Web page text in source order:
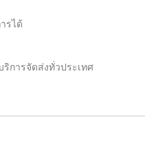
รได้
การจัดส่งทั่วประเทศ